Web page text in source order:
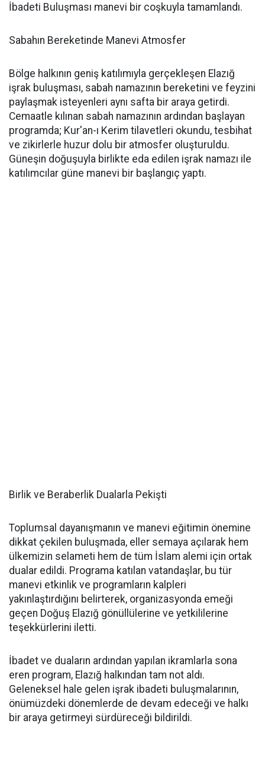
İbadeti Buluşması manevi bir coşkuyla tamamlandı.
Sabahın Bereketinde Manevi Atmosfer
Bölge halkının geniş katılımıyla gerçekleşen Elazığ
işrak buluşması, sabah namazının bereketini ve feyzini
paylaşmak isteyenleri aynı safta bir araya getirdi.
Cemaatle kılınan sabah namazının ardından başlayan
programda; Kur'an-ı Kerim tilavetleri okundu, tesbihat
ve zikirlerle huzur dolu bir atmosfer oluşturuldu.
Güneşin doğuşuyla birlikte eda edilen işrak namazı ile
katılımcılar güne manevi bir başlangıç yaptı.
Birlik ve Beraberlik Dualarla Pekişti
Toplumsal dayanışmanın ve manevi eğitimin önemine
dikkat çekilen buluşmada, eller semaya açılarak hem
ülkemizin selameti hem de tüm İslam alemi için ortak
dualar edildi. Programa katılan vatandaşlar, bu tür
manevi etkinlik ve programların kalpleri
yakınlaştırdığını belirterek, organizasyonda emeği
geçen Doğuş Elazığ gönüllülerine ve yetkililerine
teşekkürlerini iletti.
İbadet ve duaların ardından yapılan ikramlarla sona
eren program, Elazığ halkından tam not aldı.
Geleneksel hale gelen işrak ibadeti buluşmalarının,
önümüzdeki dönemlerde de devam edeceği ve halkı
bir araya getirmeyi sürdüreceği bildirildi.